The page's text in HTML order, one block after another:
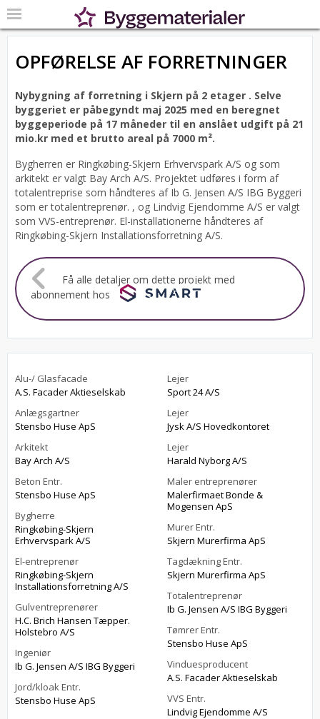
OPFØRELSE AF FORRETNINGER
Nybygning af forretning i Skjern på 2 etager . Selve
byggeriet er påbegyndt maj 2025 med en beregnet
byggeperiode på 17 måneder til en anslået udgift på 21
mio.kr med et brutto areal på 7000 m².
Bygherren er Ringkøbing-Skjern Erhvervspark A/S og som
arkitekt er valgt Bay Arch A/S. Projektet udføres i form af
totalentreprise som håndteres af Ib G. Jensen A/S IBG Byggeri
som er totalentreprenør. , og Lindvig Ejendomme A/S er valgt
som VVS-entreprenør. El-installationerne håndteres af
Ringkøbing-Skjern Installationsforretning A/S.
Få alle detaljer om dette projekt med
abonnement hos
Alu-/ Glasfacade
A.S. Facader Aktieselskab
Anlægsgartner
Stensbo Huse ApS
Arkitekt
Bay Arch A/S
Beton Entr.
Stensbo Huse ApS
Bygherre
Ringkøbing-Skjern
Erhvervspark A/S
El-entreprenør
Ringkøbing-Skjern
Installationsforretning A/S
Gulventreprenører
H.C. Brich Hansen Tæpper.
Holstebro A/S
Ingeniør
Ib G. Jensen A/S IBG Byggeri
Jord/kloak Entr.
Stensbo Huse ApS
Lejer
Sport 24 A/S
Lejer
Jysk A/S Hovedkontoret
Lejer
Harald Nyborg A/S
Maler entreprenører
Malerfirmaet Bonde &
Mogensen ApS
Murer Entr.
Skjern Murerfirma ApS
Tagdækning Entr.
Skjern Murerfirma ApS
Totalentreprenør
Ib G. Jensen A/S IBG Byggeri
Tømrer Entr.
Stensbo Huse ApS
Vinduesproducent
A.S. Facader Aktieselskab
VVS Entr.
Lindvig Ejendomme A/S